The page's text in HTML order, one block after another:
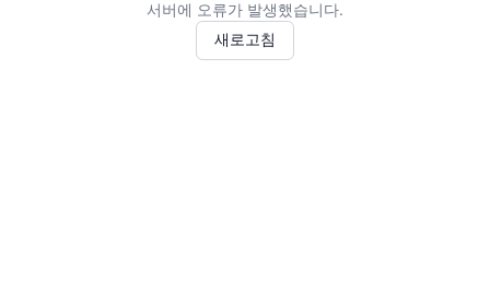
서버에 오류가 발생했습니다.
새로고침